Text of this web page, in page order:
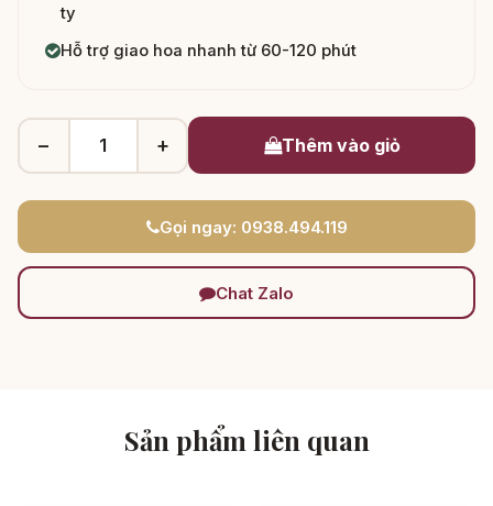
ty
Hỗ trợ giao hoa nhanh từ 60-120 phút
− + Thêm vào giỏ
Gọi ngay: 0938.494.119
Chat Zalo
Sản phẩm liên quan